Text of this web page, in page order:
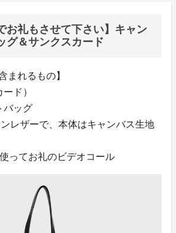
お礼もさせて下さい】キャン
グ＆サンクスカード
まれるもの】
ド）
バッグ
レザーで、本体はキャンバス生地
ってお礼のビデオコール